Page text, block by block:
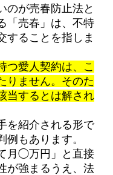
のが売春防止法と
「売春」は、不特
することを指しま
つ愛人契約は、こ
りません。そのた
当するとは解され
を紹介される形で
もあります。
月◯万円」と直接
が強まるうえ、法